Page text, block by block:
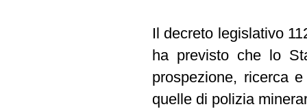
Il decreto legislativo
ha previsto che lo
prospezione, ricerca
quelle di polizia